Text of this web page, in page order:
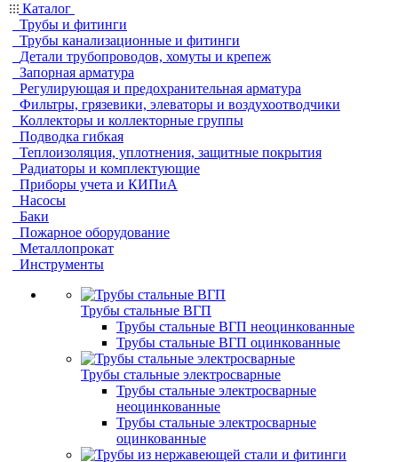
Каталог
Трубы и фитинги
Трубы канализационные и фитинги
Детали трубопроводов, хомуты и крепеж
Запорная арматура
Регулирующая и предохранительная арматура
Фильтры, грязевики, элеваторы и воздухоотводчики
Коллекторы и коллекторные группы
Подводка гибкая
Теплоизоляция, уплотнения, защитные покрытия
Радиаторы и комплектующие
Приборы учета и КИПиА
Насосы
Баки
Пожарное оборудование
Металлопрокат
Инструменты
Трубы стальные ВГП
Трубы стальные ВГП неоцинкованные
Трубы стальные ВГП оцинкованные
Трубы стальные электросварные
Трубы стальные электросварные
неоцинкованные
Трубы стальные электросварные
оцинкованные